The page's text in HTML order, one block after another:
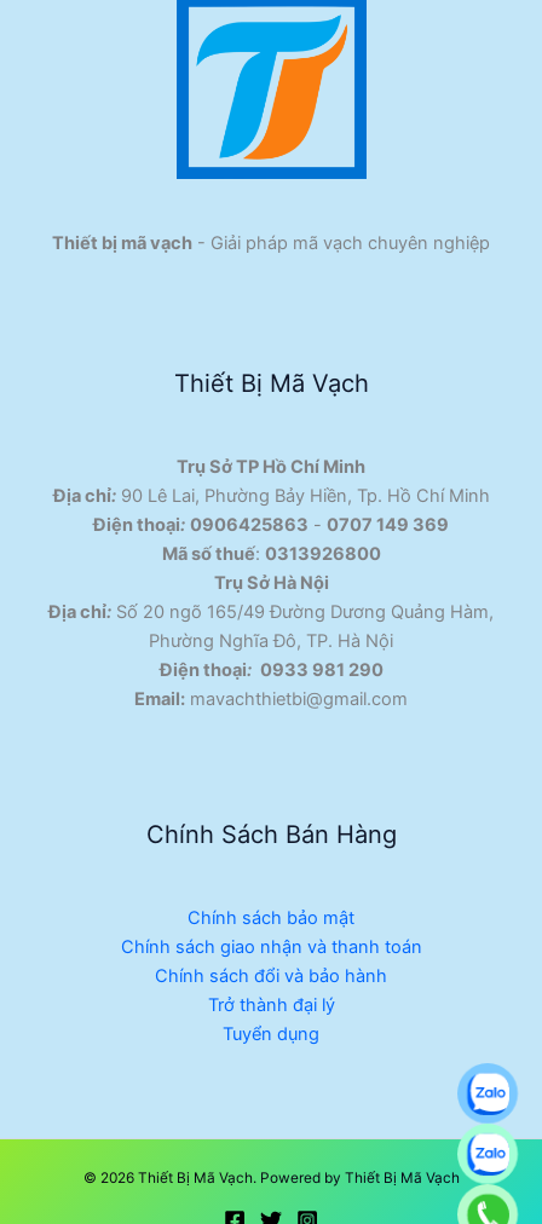
Thiết bị mã vạch - Giải pháp mã vạch chuyên nghiệp
Thiết Bị Mã Vạch
Trụ Sở TP Hồ Chí Minh
Địa chỉ:90 Lê Lai, Phường Bảy Hiền, Tp. Hồ Chí Minh
Điện thoại: 0906425863 - 0707 149 369
Mã số thuế: 0313926800
Trụ Sở Hà Nội
Địa chỉ: Số 20 ngõ 165/49 Đường Dương Quảng Hàm,
Phường Nghĩa Đô, TP. Hà Nội
Điện thoại: 0933 981 290
Email: mavachthietbi@gmail.com
Chính Sách Bán Hàng
Chính sách bảo mật
Chính sách giao nhận và thanh toán
Chính sách đổi và bảo hành
Trở thành đại lý
Tuyển dụng
© 2026 Thiết Bị Mã Vạch. Powered by Thiết Bị Mã Vạch